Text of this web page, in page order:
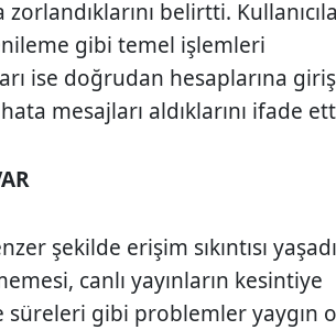
belirtti.
gibi temel işlemleri
ise doğrudan hesaplarına giriş
mesajları aldıklarını ifade
şekilde erişim sıkıntısı
canlı yayınların kesintiye
süreleri gibi problemler yaygın